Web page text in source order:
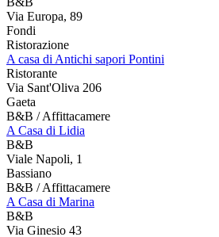
Via Europa, 89
Fondi
Ristorazione
A casa di Antichi sapori Pontini
Ristorante
Via Sant'Oliva 206
Gaeta
B&B / Affittacamere
A Casa di Lidia
B&B
Viale Napoli, 1
Bassiano
B&B / Affittacamere
A Casa di Marina
B&B
Via Ginesio 43